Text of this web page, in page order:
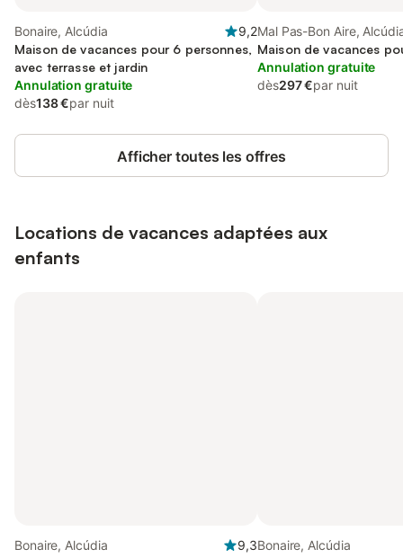
Bonaire, Alcúdia
9,2
Maison de vacances pour 6 personnes,
avec terrasse et jardin
Annulation gratuite
dès138 €par nuit
Mal Pas-Bon Aire,
Maison de vacances
Annulation gratuite
dès297 €par nuit
Afficher toutes les offres
Locations de vacances adaptées aux
enfants
Bonaire, Alcúdia
9,3Bonaire, Alcúdia